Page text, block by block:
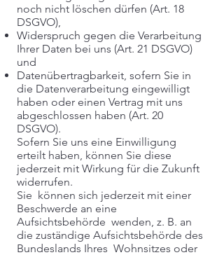
noch nicht löschen dürfen (Art. 18
DSGVO),
Widerspruch gegen die Verarbeitung
Ihrer Daten bei uns (Art. 21 DSGVO)
und
Datenübertragbarkeit, sofern Sie in
die Datenverarbeitung eingewilligt
haben oder einen Vertrag mit uns
abgeschlossen haben (Art. 20
DSGVO).
Sofern Sie uns eine Einwilligung
erteilt haben, können Sie diese
jederzeit mit Wirkung für die Zukunft
widerrufen.
Sie können sich jederzeit mit einer
Beschwerde an eine
Aufsichtsbehörde wenden, z. B. an
die zuständige Aufsichtsbehörde des
Bundeslands Ihres Wohnsitzes oder